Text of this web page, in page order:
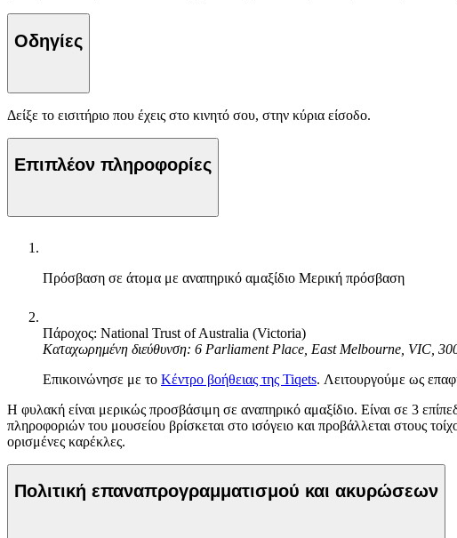
Οδηγίες
Δείξε το εισιτήριο που έχεις στο κινητό σου, στην κύρια είσοδο.
Επιπλέον πληροφορίες
Πρόσβαση σε άτομα με αναπηρικό αμαξίδιο Μερική πρόσβαση
Πάροχος: National Trust of Australia (Victoria)
Καταχωρημένη διεύθυνση: 6 Parliament Place, East Melbourne, VIC,
Επικοινώνησε με το Κέντρο βοήθειας της Tiqets. Λειτουργούμε ως
Η φυλακή είναι μερικώς προσβάσιμη σε αναπηρικό αμαξίδιο. Είναι σε 3
πληροφοριών του μουσείου βρίσκεται στο ισόγειο και προβάλλεται στους
ορισμένες καρέκλες.
Πολιτική επαναπρογραμματισμού και ακυρώσεων